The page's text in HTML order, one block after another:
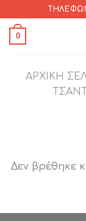
to
content
0
ΑΡΧΙΚΉ
Δεν βρέθηκε